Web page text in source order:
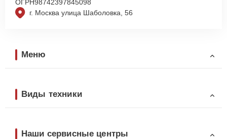
г. Москва улица Шаболовка, 56
ОГРН98742397845098
Меню
Виды техники
Наши сервисные центры